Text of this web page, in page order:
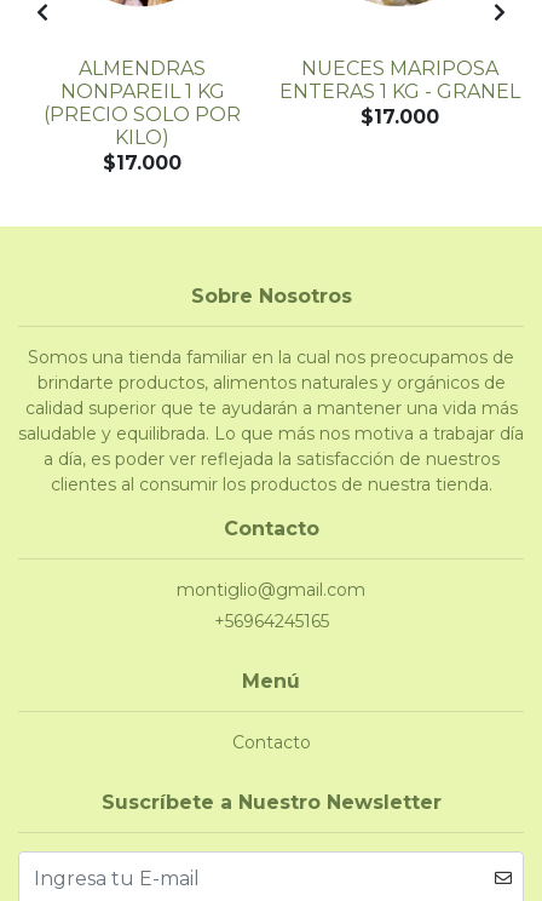
ALMENDRAS
NONPAREIL 1 KG
(PRECIO SOLO POR
KILO)
$17.000
NUECES MARIPOSA
ENTERAS 1 KG - GRANEL
$17.000
Sobre Nosotros
Somos una tienda familiar en la cual nos preocupamos de
brindarte productos, alimentos naturales y orgánicos de
calidad superior que te ayudarán a mantener una vida más
saludable y equilibrada. Lo que más nos motiva a trabajar día
a día, es poder ver reflejada la satisfacción de nuestros
clientes al consumir los productos de nuestra tienda.
Contacto
montiglio@gmail.com
+56964245165
Menú
Contacto
Suscríbete a Nuestro Newsletter